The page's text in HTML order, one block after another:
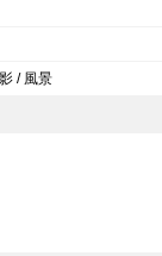
/ 風景